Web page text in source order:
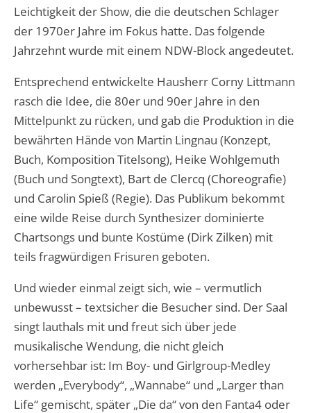
Leichtigkeit der Show, die die deutschen Schlager
der 1970er Jahre im Fokus hatte. Das folgende
Jahrzehnt wurde mit einem NDW-Block angedeutet.
Entsprechend entwickelte Hausherr Corny Littmann
rasch die Idee, die 80er und 90er Jahre in den
Mittelpunkt zu rücken, und gab die Produktion in die
bewährten Hände von Martin Lingnau (Konzept,
Buch, Komposition Titelsong), Heike Wohlgemuth
(Buch und Songtext), Bart de Clercq (Choreografie)
und Carolin Spieß (Regie). Das Publikum bekommt
eine wilde Reise durch Synthesizer dominierte
Chartsongs und bunte Kostüme (Dirk Zilken) mit
teils fragwürdigen Frisuren geboten.
Und wieder einmal zeigt sich, wie – vermutlich
unbewusst – textsicher die Besucher sind. Der Saal
singt lauthals mit und freut sich über jede
musikalische Wendung, die nicht gleich
vorhersehbar ist: Im Boy- und Girlgroup-Medley
werden „Everybody“, „Wannabe“ und „Larger than
Life“ gemischt, später „Die da“ von den Fanta4 oder